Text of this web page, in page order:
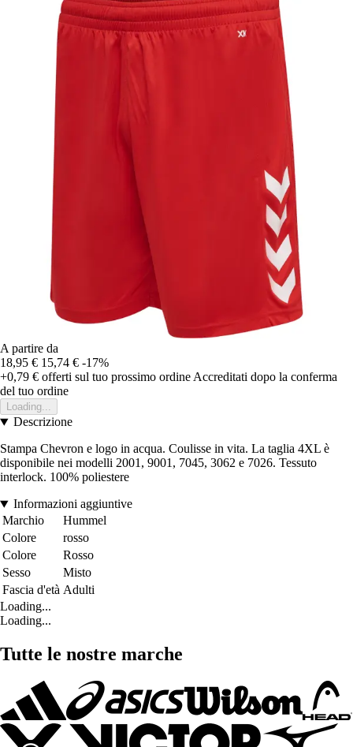
A partire da
18,95 € 15,74 € -17%
+0,79 € offerti sul tuo prossimo ordineAccreditati dopo la conferma
del tuo ordine
Loading...
Descrizione
Stampa Chevron e logo in acqua. Coulisse in vita. La taglia 4XL è
disponibile nei modelli 2001, 9001, 7045, 3062 e 7026. Tessuto
interlock. 100% poliestere
Informazioni aggiuntive
Marchio
Hummel
Colore
rosso
Colore
Rosso
Sesso
Misto
Fascia d'età Adulti
Loading...
Loading...
Tutte le nostre marche